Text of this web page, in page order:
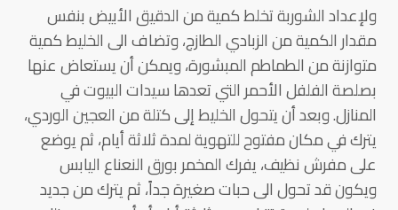
ولإعداد الشوربة تخلط كمية من الدقيق الأبيض بنفس
مقدار الكمية من الزبادي الطازج، وتضاف الى الخليط كمية
متوازنة من الطماطم المبشورة، ويمكن أن يستعاض عنها
بصلصة الفلفل الأحمر التي تعدها سيدات البيوت في
المنازل. وبعد أن يتحول الخليط إلى كتلة من العجين الوردي،
يترك في مكان مفتوح للتهوية لمدة ثلاثة أيام، ثم يوضع
على مفرش نظيف، يفرك المخمر بورق النعناع اليابس
ويكون قد تحول الى حبات صغيرة جداً، ثم يترك من جديد